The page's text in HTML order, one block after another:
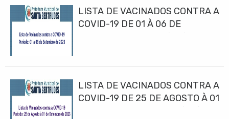
LISTA DE VACINADOS CONTRA A
COVID-19 DE 01 À 06 DE
LISTA DE VACINADOS CONTRA A
COVID-19 DE 25 DE AGOSTO À 01